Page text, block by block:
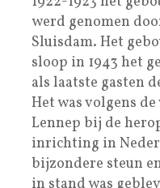
werd genomen
Sluisdam. Het
sloop in 1943 het
als laatste gasten
Het was volgens
Lennep bij de
inrichting in
bijzondere steun